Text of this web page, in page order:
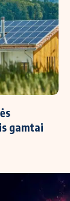
gamtai